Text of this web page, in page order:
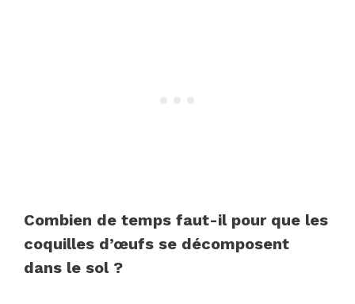
Combien de temps faut-il pour que les
coquilles d’œufs se décomposent
dans le sol ?